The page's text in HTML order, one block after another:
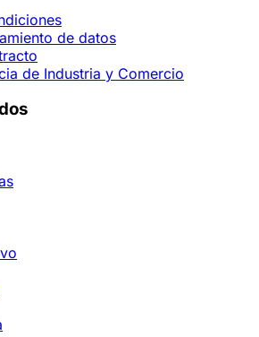
de datos
de Industria y Comercio